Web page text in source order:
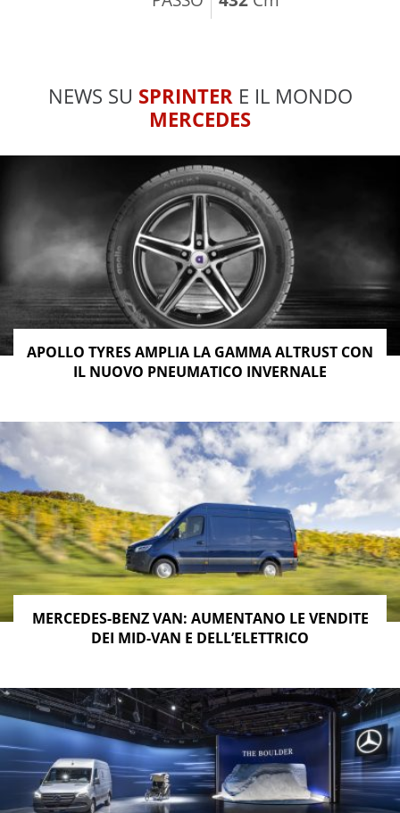
NEWS SU SPRINTER E IL MONDO
MERCEDES
APOLLO TYRES AMPLIA LA GAMMA ALTRUST CON
IL NUOVO PNEUMATICO INVERNALE
MERCEDES-BENZ VAN: AUMENTANO LE VENDITE
DEI MID-VAN E DELL’ELETTRICO